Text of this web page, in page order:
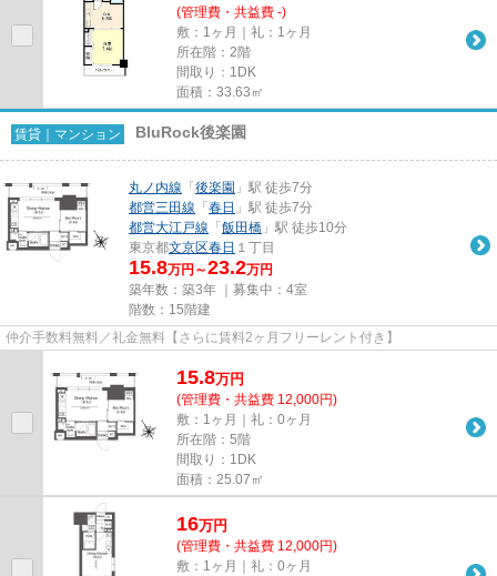
(管理費・共益費 -)
敷：1ヶ月｜礼：1ヶ月
所在階：2階
間取り：1DK
面積：33.63㎡
賃貸｜マンション BluRock後楽園
丸ノ内線 「 後楽園 」駅 徒歩7分
都営三田線 「 春日 」駅 徒歩7分
都営大江戸線 「 飯田橋 」駅 徒歩10分
東京都文京区春日 １丁目
15.8万円～23.2万円
築年数：築3年 ｜募集中： 4室
階数：15階建
仲介手数料無料／礼金無料【さらに賃料2ヶ月フリーレント付き】
15.8万円
(管理費・共益費 12,000円)
敷：1ヶ月｜礼：0ヶ月
所在階：5階
間取り：1DK
面積：25.07㎡
16万円
(管理費・共益費 12,000円)
敷：1ヶ月｜礼：0ヶ月